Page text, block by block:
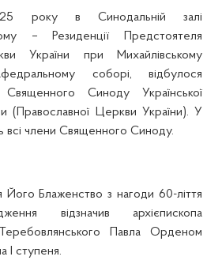
року в Синодальній залі
– Резиденції Предстоятеля
України при Михайлівському
соборі, відбулося
Священного Синоду Української
(Православної Церкви України). У
всі члени Священного Синоду.
Його Блаженство з нагоди 60-ліття
відзначив архієпископа
Теребовлянського Павла Орденом
I ступеня.